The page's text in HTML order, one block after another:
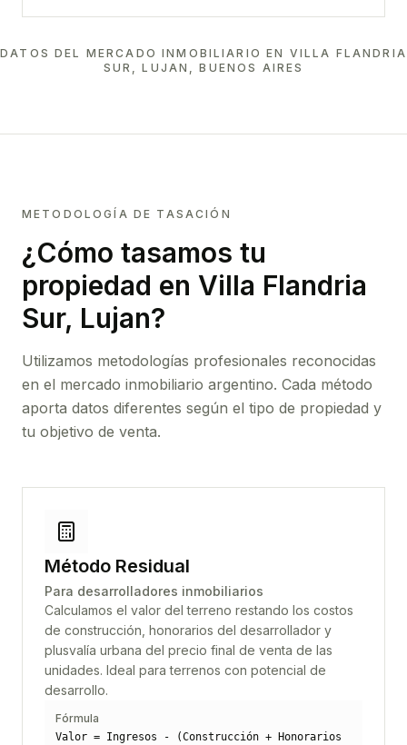
DATOS DEL MERCADO INMOBILIARIO EN VILLA FLANDRIA
SUR, LUJAN, BUENOS AIRES
METODOLOGÍA DE TASACIÓN
¿Cómo tasamos tu
propiedad en Villa Flandria
Sur, Lujan?
Utilizamos metodologías profesionales reconocidas
en el mercado inmobiliario argentino. Cada método
aporta datos diferentes según el tipo de propiedad y
tu objetivo de venta.
Método Residual
Para desarrolladores inmobiliarios
Calculamos el valor del terreno restando los costos
de construcción, honorarios del desarrollador y
plusvalía urbana del precio final de venta de las
unidades. Ideal para terrenos con potencial de
desarrollo.
Fórmula
Valor = Ingresos - (Construcción + Honorarios